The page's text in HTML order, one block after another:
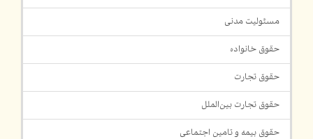
مسئولیت مدنی
حقوق خانواده
حقوق تجارت
حقوق تجارت بین‌الملل
حقوق بیمه و تامین اجتماعی